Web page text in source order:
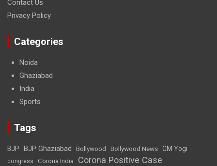
Contact Us
Privacy Policy
Categories
Noida
Ghaziabad
India
Sports
Tags
BJP BJP Ghaziabad Bollywood Bollywood News CM Yogi
congress Corona India Corona Positive Case